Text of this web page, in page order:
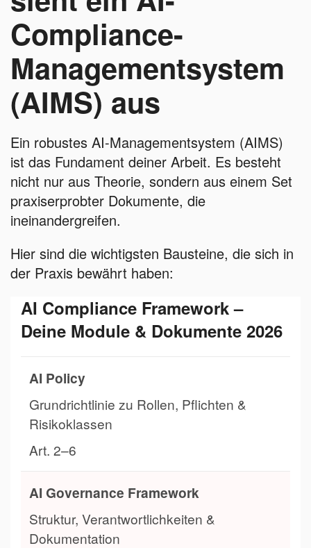
Compliance-
Managementsystem
(AIMS) aus
Ein robustes AI-Managementsystem (AIMS)
ist das Fundament deiner Arbeit. Es besteht
nicht nur aus Theorie, sondern aus einem Set
praxiserprobter Dokumente, die
ineinandergreifen.
Hier sind die wichtigsten Bausteine, die sich in
der Praxis bewährt haben:
AI Compliance Framework –
Deine Module & Dokumente 2026
AI Policy
Grundrichtlinie zu Rollen, Pflichten &
Risikoklassen
Art. 2–6
AI Governance Framework
Struktur, Verantwortlichkeiten &
Dokumentation